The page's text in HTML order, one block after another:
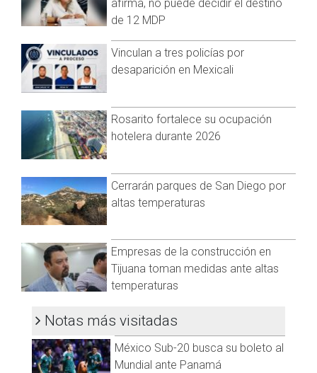
originarios del mercado internacional, principalmente del Sur
de California, mientras que el resto provino de diversas
Monterrey y Guadalajara. Además, en los últimos meses, se
ha observado un aumento en la presencia de comunidades
haitianas, colombianas y argentinas en el municipio,
enriqueciendo la diversidad cultural de la región.
afirma, no puede decidir el destino
de 12 MDP
Vinculan a tres policías por
desaparición en Mexicali
Rosarito fortalece su ocupación
hotelera durante 2026
Cerrarán parques de San Diego por
altas temperaturas
Empresas de la construcción en
Tijuana toman medidas ante altas
temperaturas
Notas más visitadas
México Sub-20 busca su boleto al
Mundial ante Panamá